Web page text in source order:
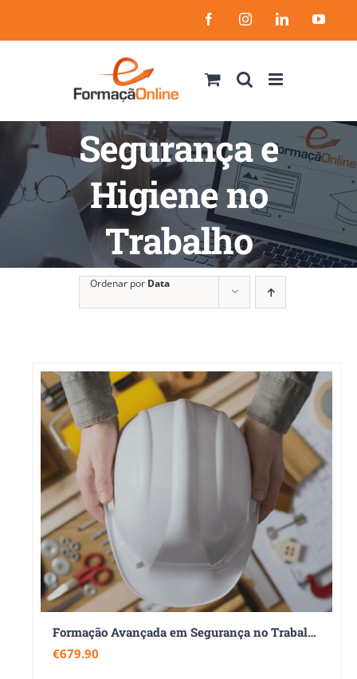
to
FacebookInstagramLinkedIn
Segurança e
Higiene no
Trabalho
Ordenar por Data
Formação Avançada em Segurança no Trabalho 360
€679.90